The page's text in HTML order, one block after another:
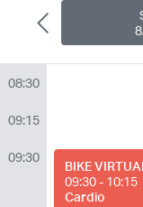
08:30
09:15
09:30
BIKE VIRTUAL
09:30 - 10:15
Cardio